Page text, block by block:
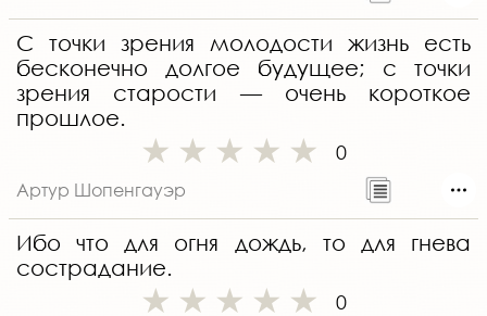
С точки зрения молодости жизнь есть
бесконечно долгое будущее; с точки
зрения старости — очень короткое
прошлое.
0
Артур Шопенгауэр
Ибо что для огня дождь, то для гнева
сострадание.
0